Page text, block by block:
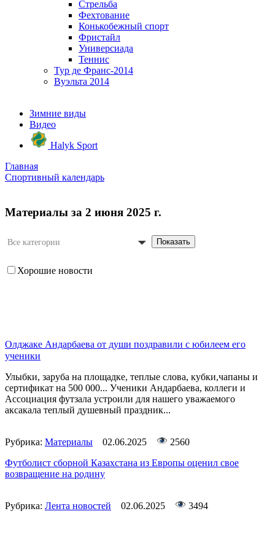
Стрельба
Фехтование
Конькобежный спорт
Фристайл
Универсиада
Теннис
Тур де Франс-2014
Вуэльта 2014
Зимние виды
Видео
Halyk Sport
Главная
Спортивный календарь
Материалы за 2 июня 2025 г.
Все категории Показать
Хорошие новости
Олджаке Андарбаева от души поздравили с юбилеем его
ученики
Улыбки, заруба на площадке, теплые слова, кубки,чапаны и
сертификат на 500 000... Ученики Андарбаева, коллеги и
Ассоциация футзала устроили для нашего уважаемого
аксакала теплый душевный праздник...
Рубрика: Материалы 02.06.2025
2560
Футболист сборной Казахстана из Европы оценил свое
возвращение на родину
Рубрика: Лента новостей 02.06.2025 3494